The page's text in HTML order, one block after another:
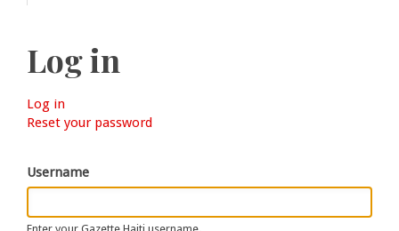
Log in
Primary
Log in
tab)
Reset your password
Username